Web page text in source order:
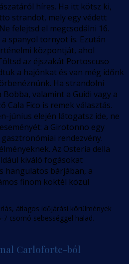
híres. Ha itt kötsz ki,
strandot, mely egy védett
felejtsd el megcsodálni 16.
spanyol tornyot is. Ezután
központját, ahol
az éjszakát Portoscuso
a hajónkat és van még időnk
Ha strandolni
valamint a Guidi vagy a
Cala Fico is remek választás.
június elején látogatsz ide, ne
a Girotonno egy
rendezvény.
Az Osteria della
kiváló fogásokat
hangulatos bárjában, a
finom koktél közül
átlagos időjárási körülmények
csomó sebességgel halad.
Carloforte-ból